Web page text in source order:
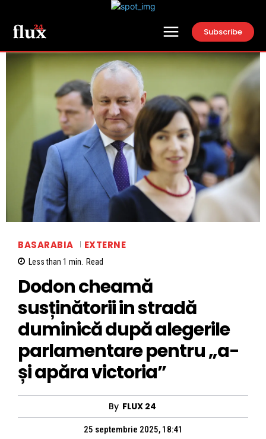
Subscribe
BASARABIA EXTERNE
Less than 1 min. Read
Dodon cheamă
susținătorii in stradă
duminică după alegerile
parlamentare pentru „a-
și apăra victoria”
By FLUX 24
25 septembrie 2025, 18:41